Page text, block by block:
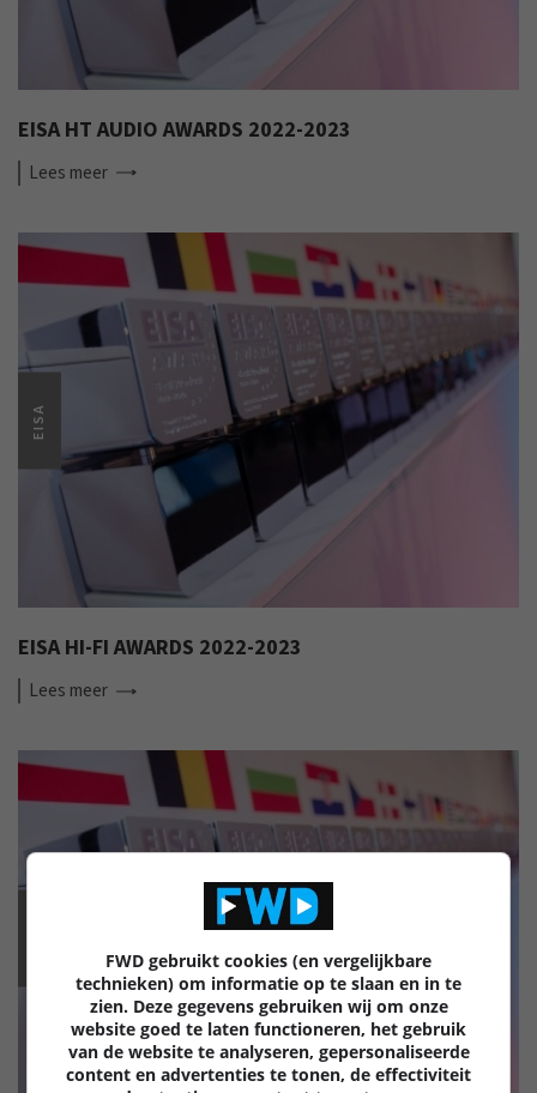
EISA HT AUDIO AWARDS 2022-2023
Lees meer
EISA
EISA HI-FI AWARDS 2022-2023
Lees meer
FWD gebruikt cookies (en vergelijkbare
technieken) om informatie op te slaan en in te
zien. Deze gegevens gebruiken wij om onze
website goed te laten functioneren, het gebruik
van de website te analyseren, gepersonaliseerde
content en advertenties te tonen, de effectiviteit